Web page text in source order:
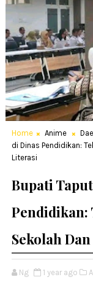
Home Anime
di Dinas Pendidikan:
Literasi
Bupati
Pendidikan:
Sekolah
Ng 1 year ago